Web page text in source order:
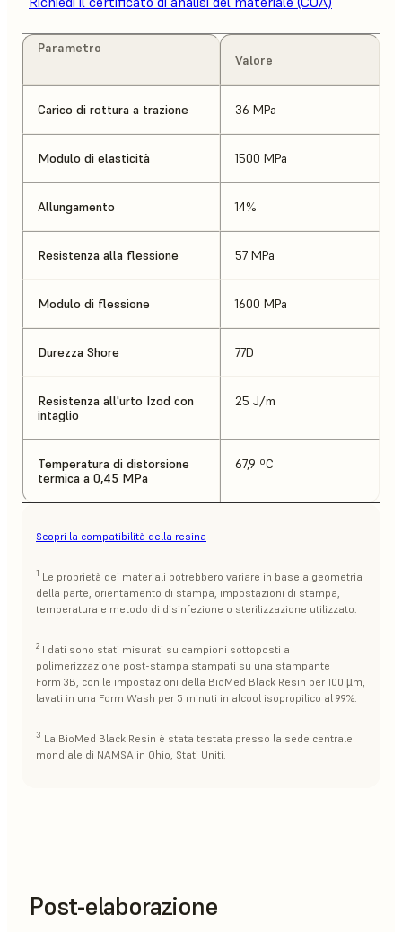
Parametro
Valore
Carico di rottura a trazione 36 MPa
Modulo di elasticità 1500 MPa
Allungamento 14%
Resistenza alla flessione 57 MPa
Modulo di flessione 1600 MPa
Durezza Shore 77D
Resistenza all'urto Izod con
intaglio
25 J/m
Temperatura di distorsione
termica a 0,45 MPa
67,9 ºC
Scopri la compatibilità della resina
1 Le proprietà dei materiali potrebbero variare in base a geometria
della parte, orientamento di stampa, impostazioni di stampa,
temperatura e metodo di disinfezione o sterilizzazione utilizzato.
2 I dati sono stati misurati su campioni sottoposti a
polimerizzazione post-stampa stampati su una stampante
Form 3B, con le impostazioni della BioMed Black Resin per 100 µm,
lavati in una Form Wash per 5 minuti in alcool isopropilico al 99%.
3 La BioMed Black Resin è stata testata presso la sede centrale
mondiale di NAMSA in Ohio, Stati Uniti.
Post-elaborazione